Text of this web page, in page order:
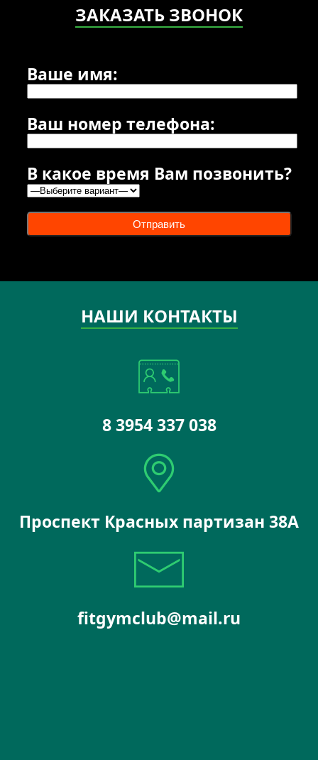
ЗАКАЗАТЬ ЗВОНОК
Ваше имя:
Ваш номер телефона:
В какое время Вам позвонить?
Отправить
НАШИ КОНТАКТЫ
8 3954 337 038
Проспект Красных партизан 38А
fitgymclub@mail.ru